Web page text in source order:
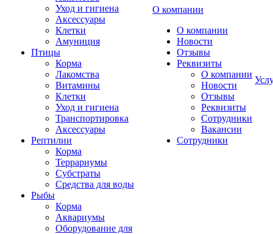
Уход и гигиена
Аксессуары
Клетки
Амуниция
Птицы
Корма
Лакомства
Витамины
Клетки
Уход и гигиена
Транспортировка
Аксессуары
Рептилии
Корма
Террариумы
Субстраты
Средства для воды
Рыбы
Корма
Аквариумы
Оборудование для
О компании
О компании
Новости
Отзывы
Реквизиты
О компании
Новости
Отзывы
Реквизиты
Сотрудники
Вакансии
Сотрудники